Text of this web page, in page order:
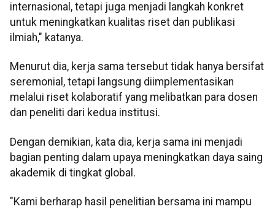
internasional, tetapi juga menjadi langkah konkret
untuk meningkatkan kualitas riset dan publikasi
ilmiah," katanya.
Menurut dia, kerja sama tersebut tidak hanya bersifat
seremonial, tetapi langsung diimplementasikan
melalui riset kolaboratif yang melibatkan para dosen
dan peneliti dari kedua institusi.
Dengan demikian, kata dia, kerja sama ini menjadi
bagian penting dalam upaya meningkatkan daya saing
akademik di tingkat global.
"Kami berharap hasil penelitian bersama ini mampu